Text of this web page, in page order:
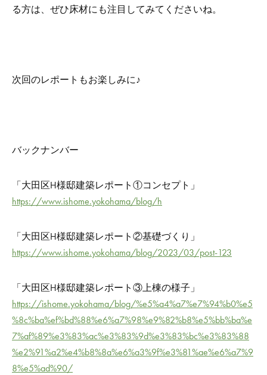
る方は、ぜひ床材にも注目してみてくださいね。
次回のレポートもお楽しみに♪
バックナンバー
「大田区H様邸建築レポート①コンセプト」
https://www.ishome.yokohama/blog/h
「大田区H様邸建築レポート②基礎づくり」
https://www.ishome.yokohama/blog/2023/03/post-123
「大田区H様邸建築レポート③上棟の様子」
https://ishome.yokohama/blog/%e5%a4%a7%e7%94%b0%e5
%8c%ba%ef%bd%88%e6%a7%98%e9%82%b8%e5%bb%ba%e
7%af%89%e3%83%ac%e3%83%9d%e3%83%bc%e3%83%88
%e2%91%a2%e4%b8%8a%e6%a3%9f%e3%81%ae%e6%a7%9
8%e5%ad%90/